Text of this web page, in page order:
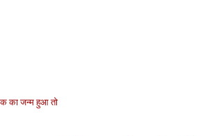
का जन्म हुआ तो